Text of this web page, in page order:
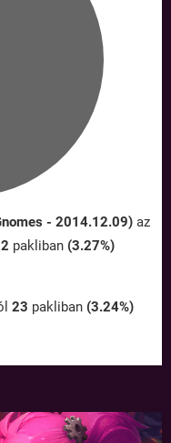
- 2014.12.09) az
pakliban (3.27%)
23 pakliban (3.24%)